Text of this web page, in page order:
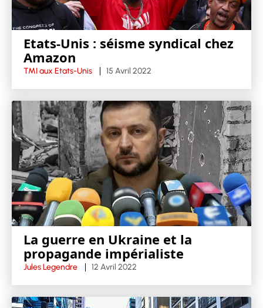
Etats-Unis : séisme syndical chez
Amazon
TMI aux Etats-Unis 15 Avril 2022
La guerre en Ukraine et la
propagande impérialiste
Jules Legendre 12 Avril 2022